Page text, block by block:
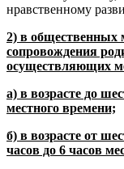
нравственному
2) в общественных
сопровождения
осуществляющих
а) в возрасте до
местного времени;
б) в возрасте от
часов до 6 часов